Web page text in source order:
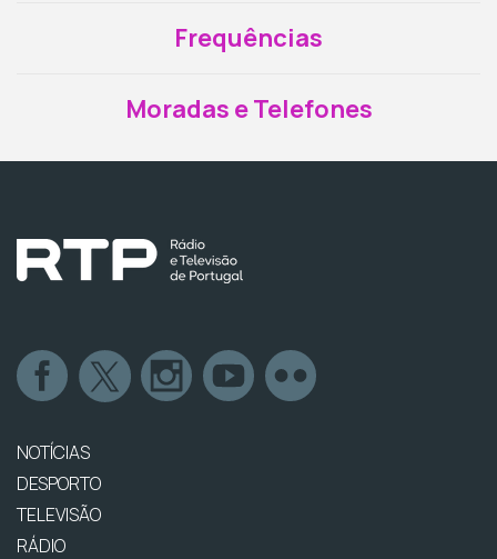
Frequências
Moradas e Telefones
NOTÍCIAS
DESPORTO
TELEVISÃO
RÁDIO